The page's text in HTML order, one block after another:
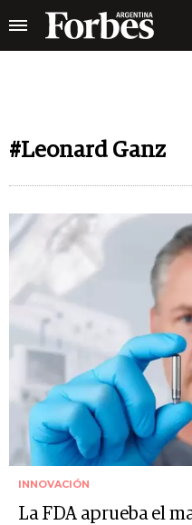
#Leonard Ganz
INNOVACIÓN
La FDA aprueba el